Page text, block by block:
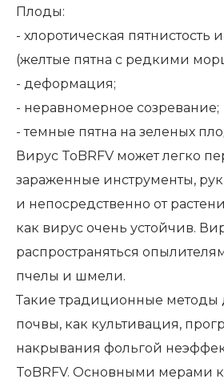
Плоды:
- хлоротическая пятнистость
(желтые пятна с редкими
- деформация;
- неравномерное созревание;
- темные пятна на зеленых
Вирус ToBRFV может легко
зараженные инструменты,
и непосредственно от
как вирус очень устойчив.
распространяться
пчелы и шмели.
Такие традиционные
почвы, как культивация,
накрывания фольгой
ToBRFV. Основными мерами